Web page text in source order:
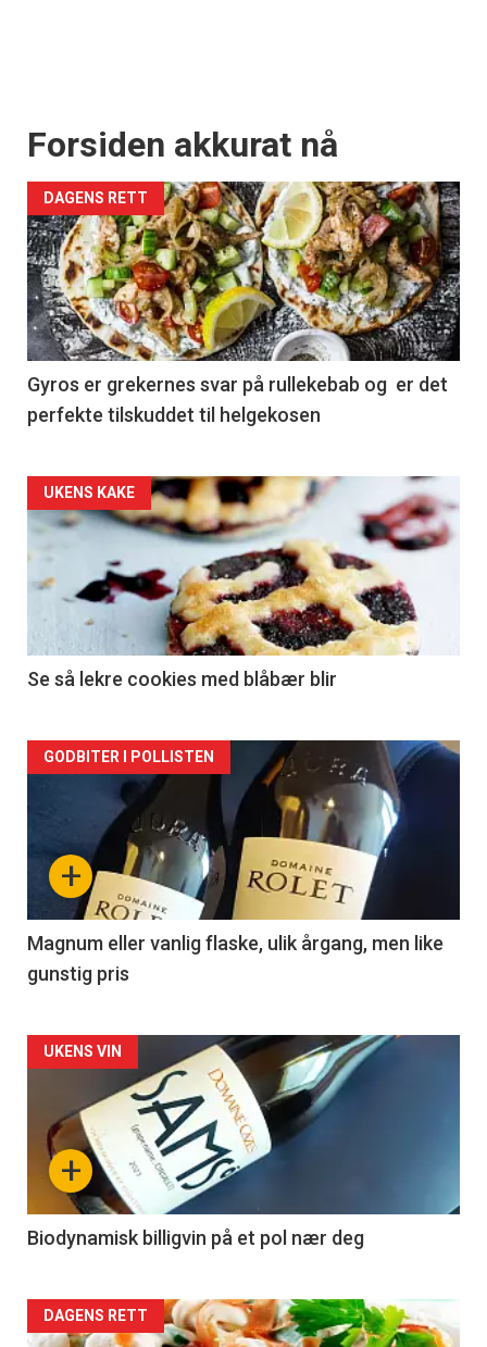
Forsiden akkurat nå
DAGENS RETT
Gyros er grekernes svar på rullekebab og er det
perfekte tilskuddet til helgekosen
Forsiden
akkurat
nå
2
UKENS KAKE
Se så lekre cookies med blåbær blir
Forsiden
akkurat
nå
3
+
GODBITER I POLLISTEN
Magnum eller vanlig flaske, ulik årgang, men like
gunstig pris
Forsiden
akkurat
nå
4
+
UKENS VIN
Biodynamisk billigvin på et pol nær deg
Forsiden
DAGENS RETT